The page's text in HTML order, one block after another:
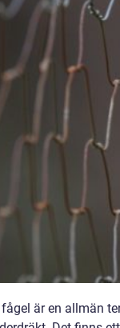
fågel är en allmän